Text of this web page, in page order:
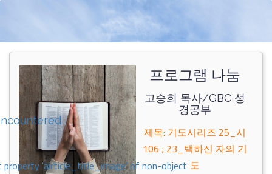
property 'airticle_title_image' of non-object
프로그램 나눔
고승희 목사/GBC 성
경공부
제목: 기도시리즈 25_시
106 ; 23_택하신 자의 기
도